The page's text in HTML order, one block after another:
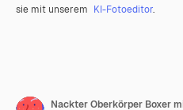
sie mit unserem KI-Fotoeditor.